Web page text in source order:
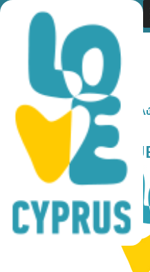
You are here:Home»
» SARAHS JAZZ CLUB
SARAHS JAZZ